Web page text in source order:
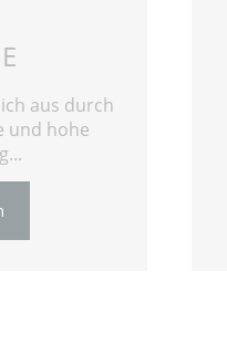
aus durch
und hohe